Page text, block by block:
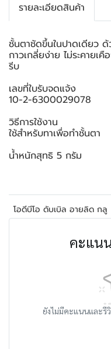
รายละเอียดสินค้า
ชั้นตาชัดขึ้นในปาดเดียว
กาวเกลี่ยง่าย ไม่ระคายเ
รีบ
เลขที่ใบรับจดแจ้ง
10-2-6300029078
วิธีการใช้งาน
ใช้สำหรับทาเพื่อทำชั้นตา
น้ำหนักสุทธิ 5 กรัม
โอดีบีโอ ดับเบิล อายลิด กลู
คะแน
ยังไม่มีคะแนนและรี